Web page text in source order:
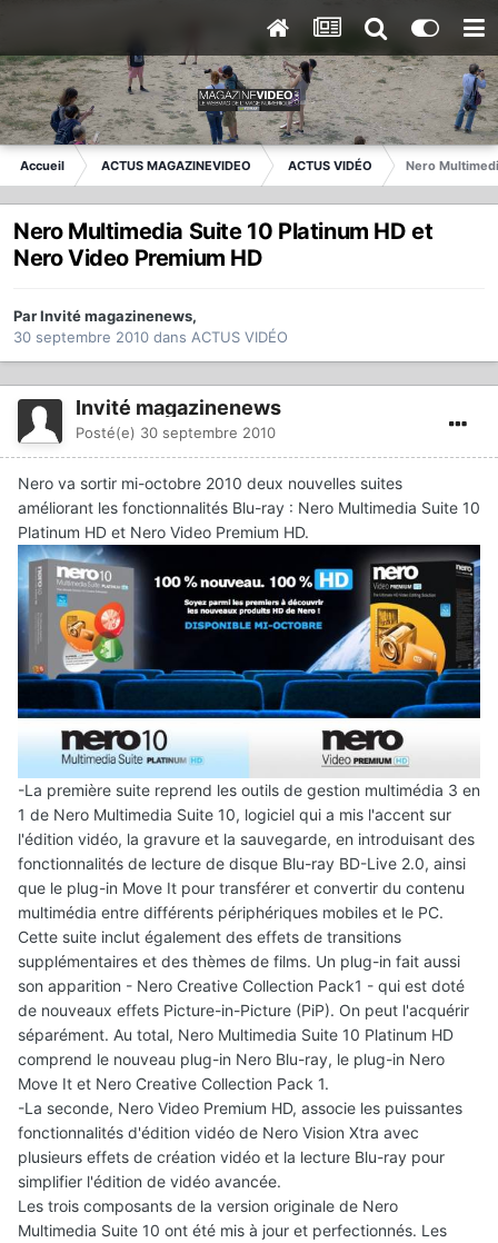
Accueil ACTUS MAGAZINEVIDEO ACTUS VIDÉO Nero
Nero Multimedia Suite 10 Platinum HD et
Nero Video Premium HD
ParInvité magazinenews,
30 septembre 2010 dans ACTUS VIDÉO
Invité magazinenews
Posté(e) 30 septembre 2010
Nero va sortir mi-octobre 2010 deux nouvelles suites
améliorant les fonctionnalités Blu-ray : Nero Multimedia Suite 10
Platinum HD et Nero Video Premium HD.
-La première suite reprend les outils de gestion multimédia 3 en
1 de Nero Multimedia Suite 10, logiciel qui a mis l'accent sur
l'édition vidéo, la gravure et la sauvegarde, en introduisant des
fonctionnalités de lecture de disque Blu-ray BD-Live 2.0, ainsi
que le plug-in Move It pour transférer et convertir du contenu
multimédia entre différents périphériques mobiles et le PC.
Cette suite inclut également des effets de transitions
supplémentaires et des thèmes de films. Un plug-in fait aussi
son apparition - Nero Creative Collection Pack1 - qui est doté
de nouveaux effets Picture-in-Picture (PiP). On peut l'acquérir
séparément. Au total, Nero Multimedia Suite 10 Platinum HD
comprend le nouveau plug-in Nero Blu-ray, le plug-in Nero
Move It et Nero Creative Collection Pack 1.
-La seconde, Nero Video Premium HD, associe les puissantes
fonctionnalités d'édition vidéo de Nero Vision Xtra avec
plusieurs effets de création vidéo et la lecture Blu-ray pour
simplifier l'édition de vidéo avancée.
Les trois composants de la version originale de Nero
Multimedia Suite 10 ont été mis à jour et perfectionnés. Les